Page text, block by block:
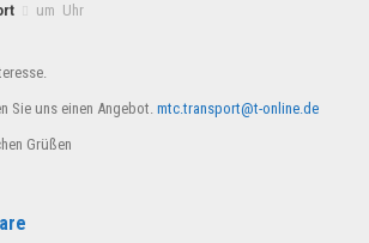
um Uhr
Sie uns einen Angebot. mtc.transport@t-online.de
Grüßen